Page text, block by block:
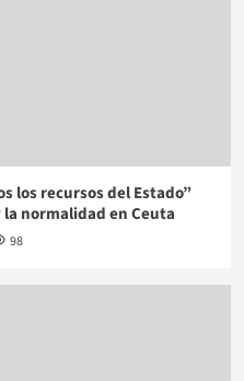
los recursos del Estado”
normalidad en Ceuta
98